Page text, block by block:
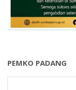
PEMKO PADANG